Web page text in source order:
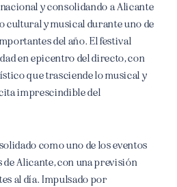
y consolidando a Alicante
cultural y musical durante uno de
del año. El festival
en epicentro del directo, con
que trasciende lo musical y
imprescindible del
como uno de los eventos
de Alicante, con una previsión
al día. Impulsado por